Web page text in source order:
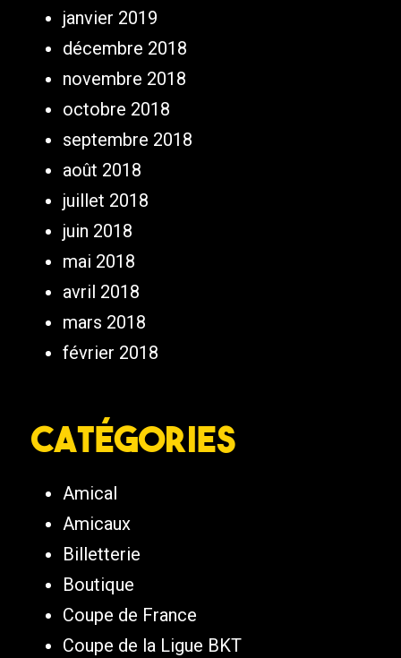
janvier 2019
décembre 2018
novembre 2018
octobre 2018
septembre 2018
août 2018
juillet 2018
juin 2018
mai 2018
avril 2018
mars 2018
février 2018
Catégories
Amical
Amicaux
Billetterie
Boutique
Coupe de France
Coupe de la Ligue BKT